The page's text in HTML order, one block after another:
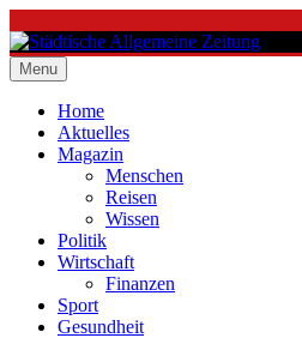
to
content
Städtische Allgemeine Zeitung
Menu
Home
Aktuelles
Magazin
Menschen
Reisen
Wissen
Politik
Wirtschaft
Finanzen
Sport
Gesundheit